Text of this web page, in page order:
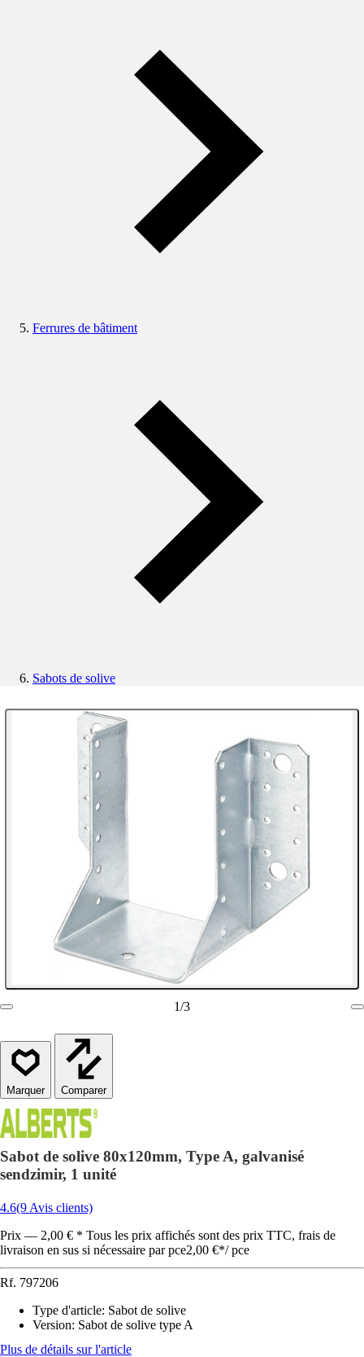
Ferrures de bâtiment
Sabots de solive
1/3
Comparer
Sabot de solive 80x120mm, Type A, galvanisé
sendzimir, 1 unité
4.6(9 Avis clients)
Prix — 2,00 € * Tous les prix affichés sont des prix TTC, frais de
livraison en sus si nécessaire par pce2,00 €*/ pce
Rf. 797206
Type d'article: Sabot de solive
Version: Sabot de solive type A
Plus de détails sur l'article